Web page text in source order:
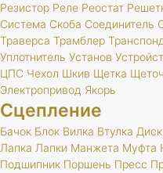
Резистор Реле Реостат
Система Скоба Соединитель
Траверса Трамблер
Уплотнитель Установ
ЦПС Чехол Шкив Щетка
Электропривод Якорь
Сцепление
Бачок Блок Вилка Втулка Диск
Лапка Лапки Манжета Муфта
Подшипник Поршень Пресс